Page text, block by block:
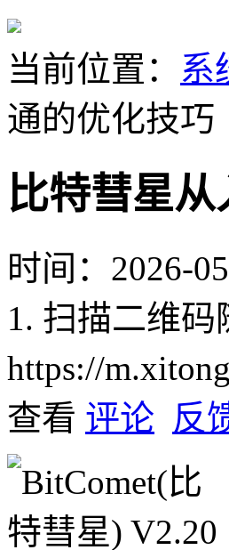
当前位置： 系
通的优化技巧
比特彗星
时间：2026-
1. 扫描二维码
https://
查看 评论 反